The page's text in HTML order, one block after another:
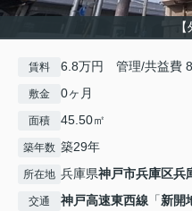
賃料 6.8万円 管理/共益費
敷金 0ヶ月
面積 45.50㎡
築年数 築29年
所在地 兵庫県神戸市兵庫区兵
交通 神戸高速東西線 「新開